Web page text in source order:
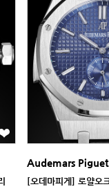
Audemars Piguet